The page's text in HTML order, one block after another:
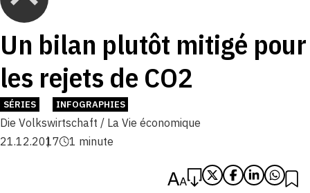
Un bilan plutôt mitigé pour
les rejets de CO2
SÉRIES INFOGRAPHIES
Die Volkswirtschaft / La Vie économique
21.12.2017
1 minute